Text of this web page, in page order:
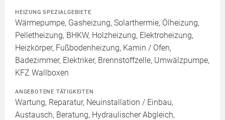
HEIZUNG SPEZIALGEBIETE
Wärmepumpe, Gasheizung, Solarthermie, Ölheizung,
Pelletheizung, BHKW, Holzheizung, Elektroheizung,
Heizkörper, Fußbodenheizung, Kamin / Ofen,
Badezimmer, Elektriker, Brennstoffzelle, Umwälzpumpe,
KFZ Wallboxen
ANGEBOTENE TÄTIGKEITEN
Wartung, Reparatur, Neuinstallation / Einbau,
Austausch, Beratung, Hydraulischer Abgleich,